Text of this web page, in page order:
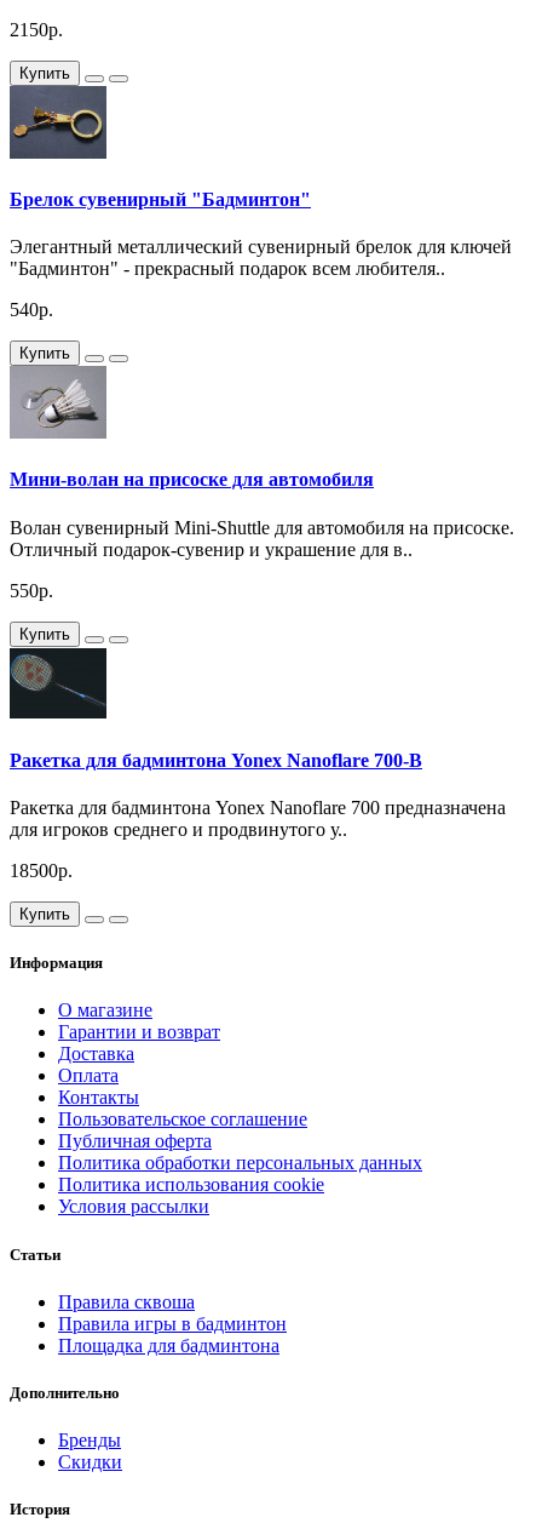
2150р.
Купить
Брелок сувенирный "Бадминтон"
Элегантный металлический сувенирный брелок для ключей
"Бадминтон" - прекрасный подарок всем любителя..
540р.
Купить
Мини-волан на присоске для автомобиля
Волан сувенирный Mini-Shuttle для автомобиля на присоске.
Отличный подарок-сувенир и украшение для в..
550р.
Купить
Ракетка для бадминтона Yonex Nanoflare 700-B
Ракетка для бадминтона Yonex Nanoflare 700 предназначена
для игроков среднего и продвинутого у..
18500р.
Купить
Информация
О магазине
Гарантии и возврат
Доставка
Оплата
Контакты
Пользовательское соглашение
Публичная оферта
Политика обработки персональных данных
Политика использования cookie
Условия рассылки
Статьи
Правила сквоша
Правила игры в бадминтон
Площадка для бадминтона
Дополнительно
Бренды
Скидки
История